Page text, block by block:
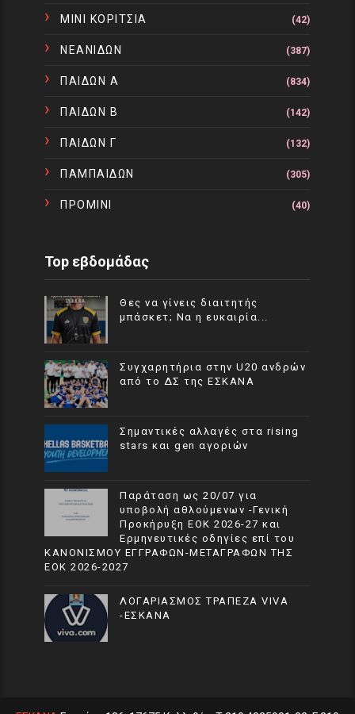
ΜΙΝΙ ΚΟΡΙΤΣΙΑ (42)
ΝΕΑΝΙΔΩΝ (387)
ΠΑΙΔΩΝ Α (834)
ΠΑΙΔΩΝ Β (142)
ΠΑΙΔΩΝ Γ (132)
ΠΑΜΠΑΙΔΩΝ (305)
ΠΡΟΜΙΝΙ (40)
Top εβδομάδας
Θες να γίνεις διαιτητής
μπάσκετ; Να η ευκαιρία...
Συγχαρητήρια στην U20 ανδρών
από το ΔΣ της ΕΣΚΑΝΑ
Σημαντικές αλλαγές στα rising
stars και gen αγοριών
Παράταση ως 20/07 για
υποβολή αθλούμενων -Γενική
Προκήρυξη ΕΟΚ 2026-27 και
Ερμηνευτικές οδηγίες επί του
ΚΑΝΟΝΙΣΜΟΥ ΕΓΓΡΑΦΩΝ-ΜΕΤΑΓΡΑΦΩΝ ΤΗΣ
ΕΟΚ 2026-2027
ΛΟΓΑΡΙΑΣΜΟΣ ΤΡΑΠΕΖΑ VIVA
-ΕΣΚΑΝΑ